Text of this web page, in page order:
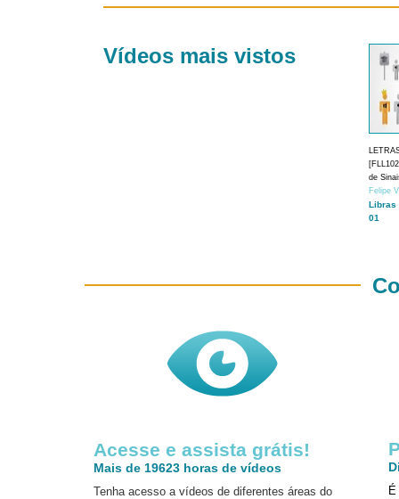
Vídeos mais vistos
de
Felipe
Libras
01
Acesse e assista grátis!
Mais de 19623 horas de vídeos
Tenha acesso a vídeos de diferentes áreas do